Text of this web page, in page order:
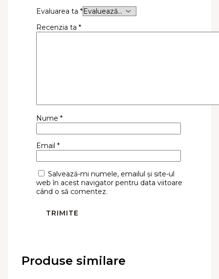
Evaluarea ta *
Recenzia ta *
Nume *
Email *
Salvează-mi numele, emailul și site-ul
web în acest navigator pentru data viitoare
când o să comentez.
Produse similare